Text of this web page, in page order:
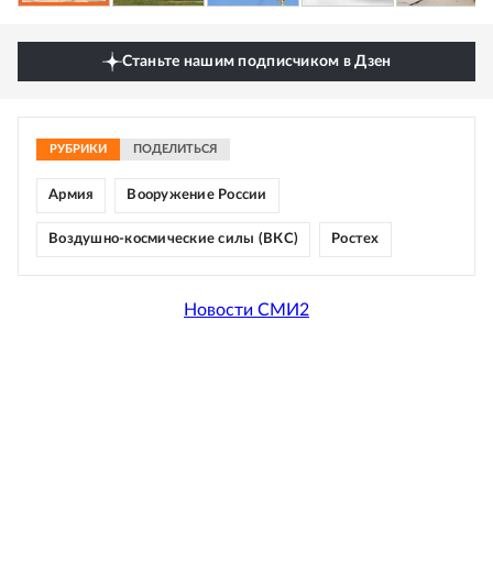
Станьте нашим подписчиком в Дзен
РУБРИКИ ПОДЕЛИТЬСЯ
Армия Вооружение России
Воздушно-космические силы (ВКС) Ростех
Новости СМИ2